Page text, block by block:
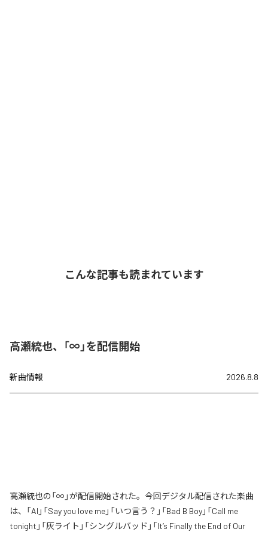
こんな記事も読まれています
高瀬統也、「∞」を配信開始
新曲情報 2026.8.8
高瀬統也の「∞」が配信開始された。今回デジタル配信された楽曲
は、「AI」「Say you love me」「いつ言う？」「Bad B Boy」「Call me
tonight」「灰ライト」「シングルバッド」「It’s Finally the End of Our